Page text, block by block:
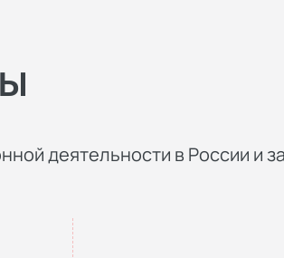
деятельности в России и